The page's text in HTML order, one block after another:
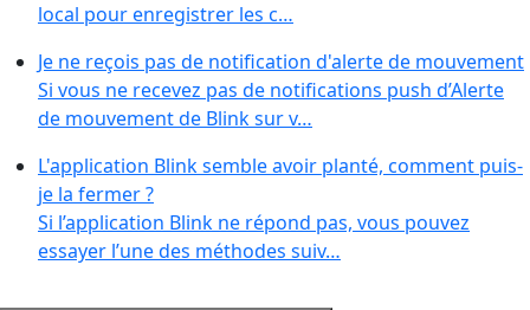
local pour enregistrer les c…
Je ne reçois pas de notification d'alerte de mouvement
Si vous ne recevez pas de notifications push d’Alerte
de mouvement de Blink sur v…
L'application Blink semble avoir planté, comment puis-
je la fermer ?
Si l’application Blink ne répond pas, vous pouvez
essayer l’une des méthodes suiv…